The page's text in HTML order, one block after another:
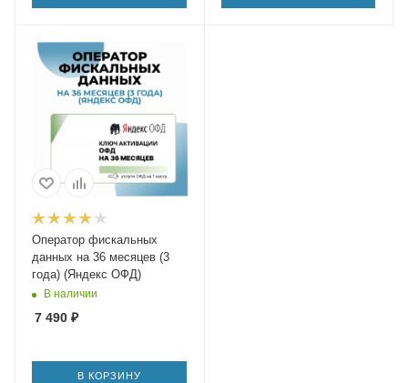
Оператор фискальных
данных на 36 месяцев (3
года) (Яндекс ОФД)
В наличии
7 490 ₽
В КОРЗИНУ